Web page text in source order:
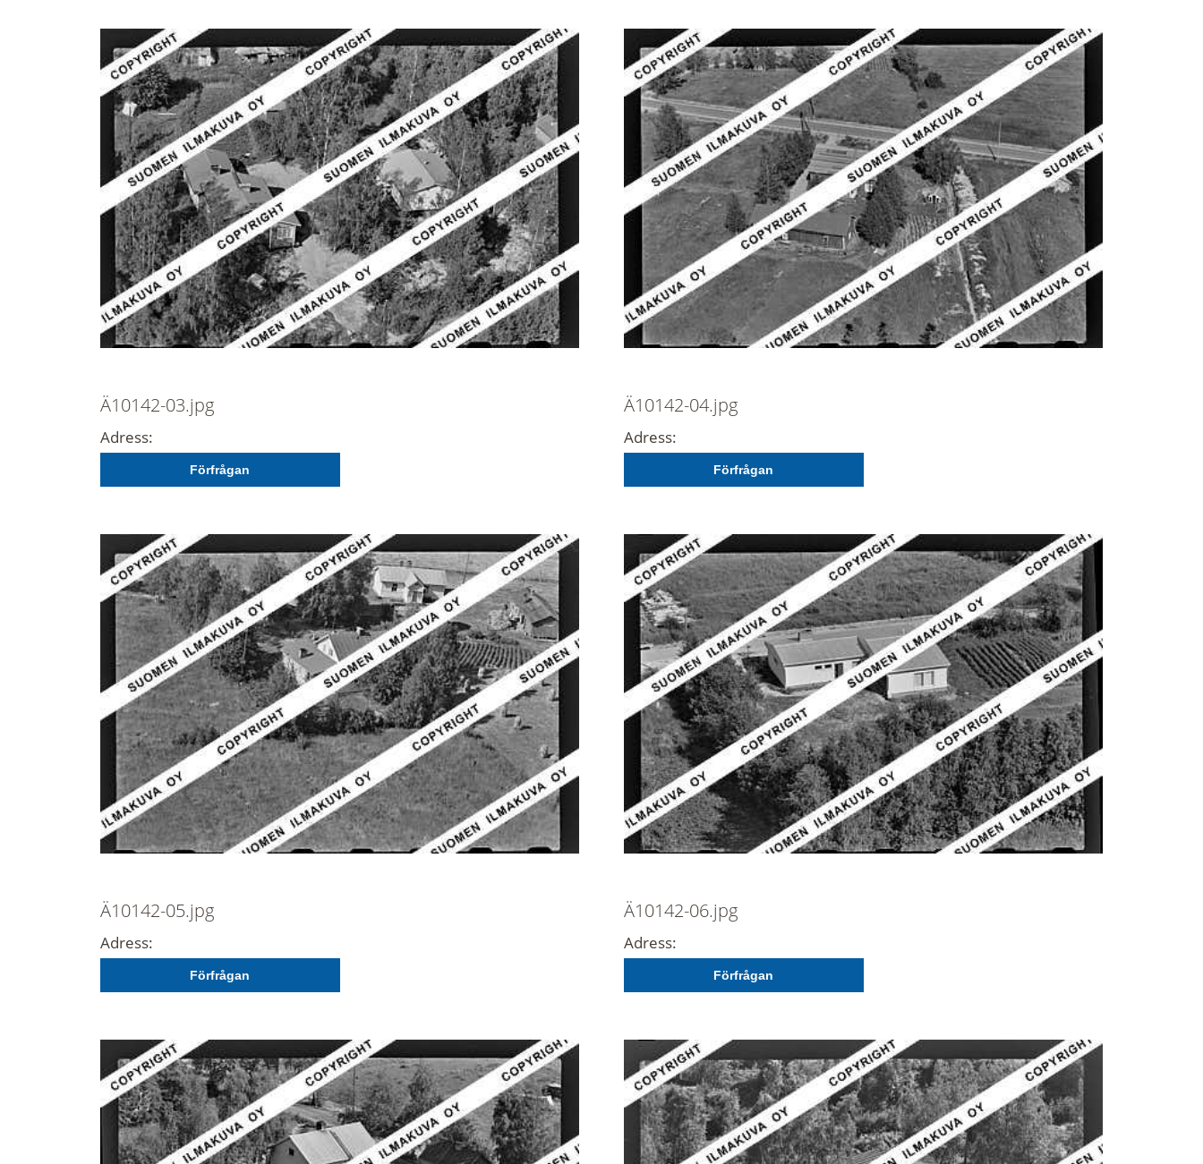
Ä10142-03.jpg
Adress:
Förfrågan
Ä10142-04.jpg
Adress:
Förfrågan
Ä10142-05.jpg
Adress:
Förfrågan
Ä10142-06.jpg
Adress:
Förfrågan